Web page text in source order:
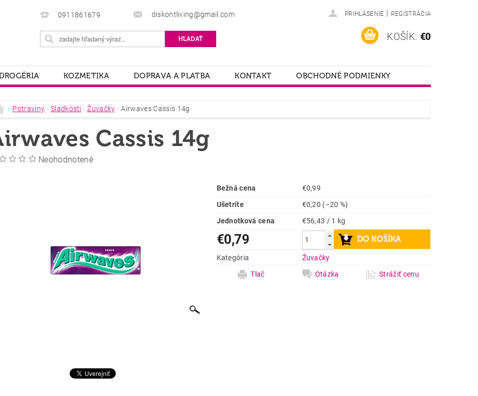
0911861679 diskontliving@gmail.com PRIHLÁSENIE | REGISTRÁCIA
KOŠÍK: €0
KOZMETIKA DOPRAVA A PLATBA KONTAKT
OBCHODNÉ PODMIENKY
Potraviny Sladkosti Žuvačky Airwaves Cassis 14g
Cassis 14g
Neohodnotené
Bežná cena
€0,99
Ušetríte
€0,20 (–20 %)
Jednotková cena
€56,43 / 1 kg
€0,79
Kategória
Žuvačky
Tlač
Otázka Strážiť cenu